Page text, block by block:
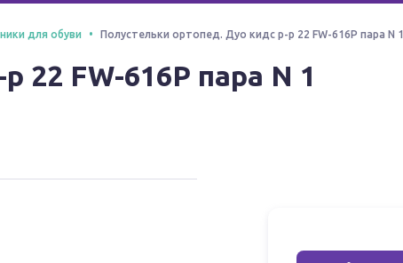
для обуви Полустельки ортопед. Дуо кидс р-р 22 FW-616Р пара N 1
22 FW-616Р пара N 1